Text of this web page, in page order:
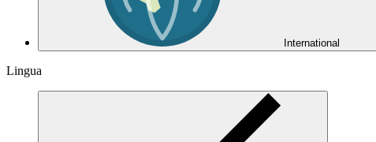
International
Lingua